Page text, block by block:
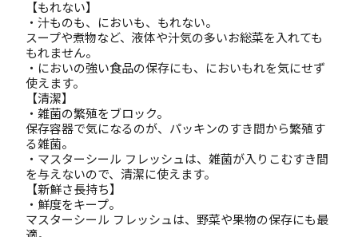
【もれない】
・汁ものも、においも、もれない。
スープや煮物など、液体や汁気の多いお総菜を入れても
もれません。
・においの強い食品の保存にも、においもれを気にせず
使えます。
【清潔】
・雑菌の繁殖をブロック。
保存容器で気になるのが、パッキンのすき間から繁殖す
る雑菌。
・マスターシール フレッシュは、雑菌が入りこむすき間
を与えないので、清潔に使えます。
【新鮮さ長持ち】
・鮮度をキープ。
マスターシール フレッシュは、野菜や果物の保存にも最